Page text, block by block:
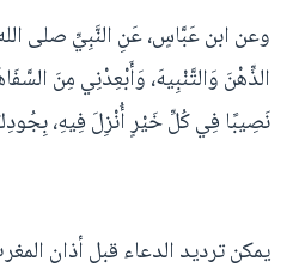
وعن ابن عَبَّاسٍ، عَنِ النَّبِيِّ صلى
الذِّهْنَ وَالتَّنْبِيهَ، وَأَبْعِدْنِي مِنَ
نَصِيبًا فِي كُلِّ خَيْرٍ أُنْزِلَ فِيهِ،
يمكن ترديد الدعاء قبل أذان